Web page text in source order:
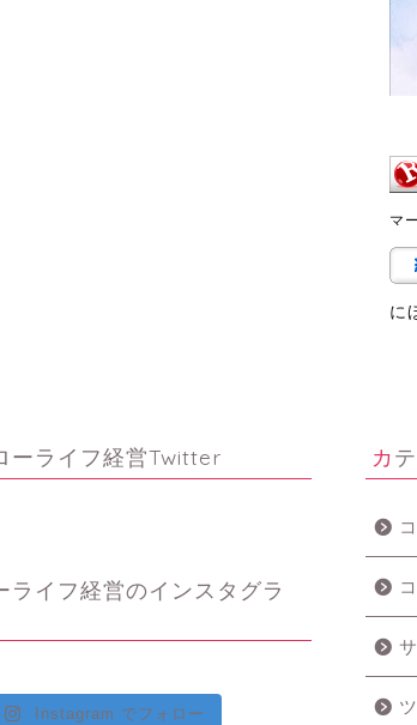
マ
に
ローライフ経営Twitter
Instagram でフォロー